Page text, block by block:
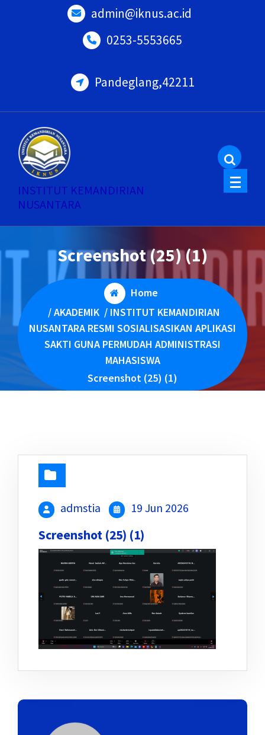
admin@iknus.ac.id
0253-5553665
Pandeglang,42211
INSTITUT KEMANDIRIAN
NUSANTARA
Screenshot (25) (1)
Home
/AKADEMIK/ INSTITUT KEMANDIRIAN
NUSANTARA RESMI SOSIALISASIKAN APLIKASI
SAKTI GUNA PERMUDAH ADMINISTRASI
MAHASISWA
Screenshot (25) (1)
admstia 19 Jun 2026
Screenshot (25) (1)